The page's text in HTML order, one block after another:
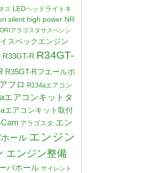
ス LEDヘッドライトキ
silent high power NR
アラゴスタサスペンシ
スペックエンジン
R33GT-R R34GT-
R35GT-Rフエールポ
フロ R134aエアコン
エアコンキットタ
エアコンキット取付
アラゴスタ エン
ール エンジン
エンジン整備
バホール サイレント